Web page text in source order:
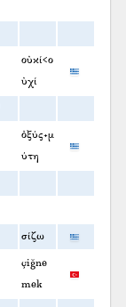
οὐκί<ο
ὐχί
ὀξύς+μ
ύτη
σίζω
çiğne
mek